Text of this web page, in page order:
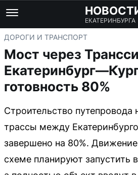
ЕКАТЕРИНБУРГА
ДОРОГИ И ТРАНСПОРТ
Мост через
готовность 80%
Строительство
трассы между
завершено на 80%.
схеме планируют запустить